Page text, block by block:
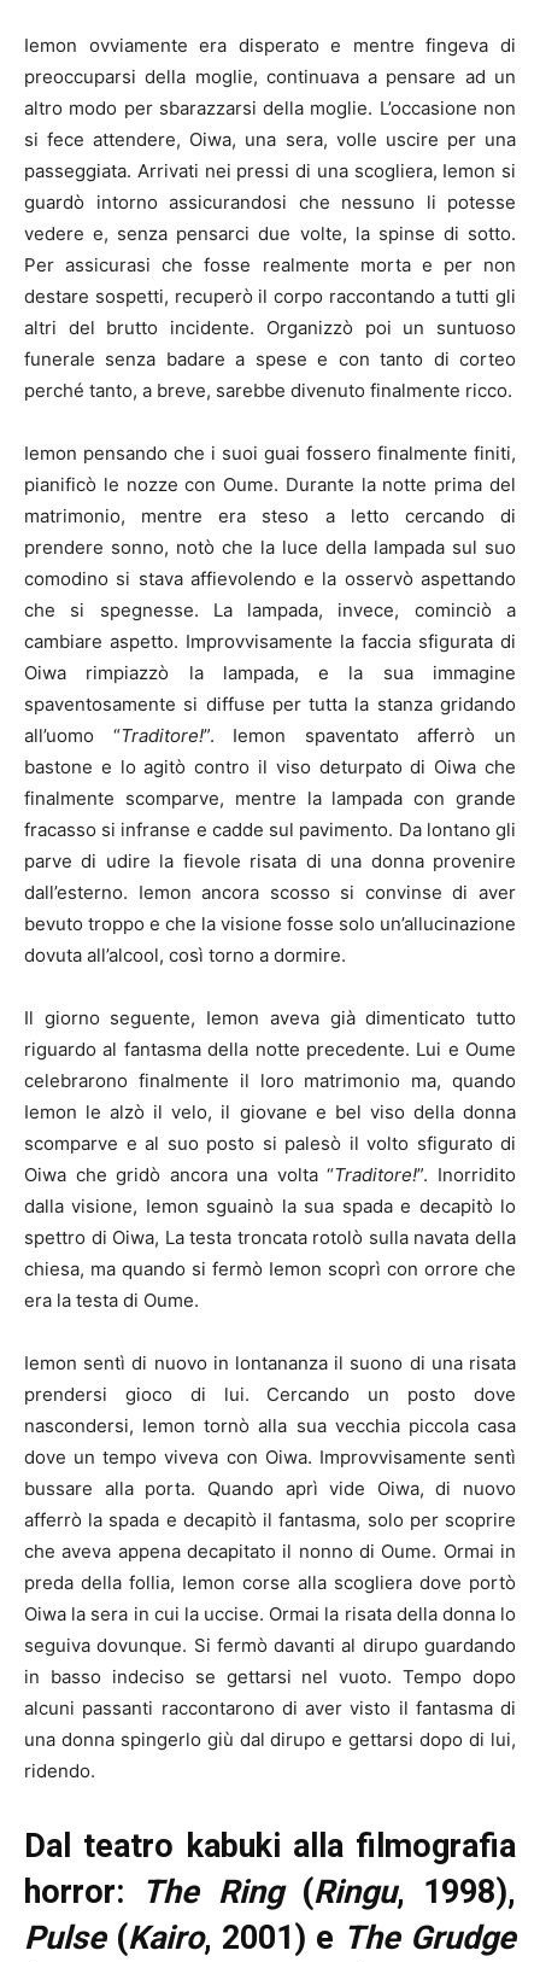
Iemon ovviamente era disperato e mentre fingeva di
preoccuparsi della moglie, continuava a pensare ad un
altro modo per sbarazzarsi della moglie. L’occasione non
si fece attendere, Oiwa, una sera, volle uscire per una
passeggiata. Arrivati nei pressi di una scogliera, Iemon si
guardò intorno assicurandosi che nessuno li potesse
vedere e, senza pensarci due volte, la spinse di sotto.
Per assicurasi che fosse realmente morta e per non
destare sospetti, recuperò il corpo raccontando a tutti gli
altri del brutto incidente. Organizzò poi un suntuoso
funerale senza badare a spese e con tanto di corteo
perché tanto, a breve, sarebbe divenuto finalmente ricco.
Iemon pensando che i suoi guai fossero finalmente finiti,
pianificò le nozze con Oume. Durante la notte prima del
matrimonio, mentre era steso a letto cercando di
prendere sonno, notò che la luce della lampada sul suo
comodino si stava affievolendo e la osservò aspettando
che si spegnesse. La lampada, invece, cominciò a
cambiare aspetto. Improvvisamente la faccia sfigurata di
Oiwa rimpiazzò la lampada, e la sua immagine
spaventosamente si diffuse per tutta la stanza gridando
all’uomo “Traditore!”. Iemon spaventato afferrò un
bastone e lo agitò contro il viso deturpato di Oiwa che
finalmente scomparve, mentre la lampada con grande
fracasso si infranse e cadde sul pavimento. Da lontano gli
parve di udire la fievole risata di una donna provenire
dall’esterno. Iemon ancora scosso si convinse di aver
bevuto troppo e che la visione fosse solo un’allucinazione
dovuta all’alcool, così torno a dormire.
Il giorno seguente, Iemon aveva già dimenticato tutto
riguardo al fantasma della notte precedente. Lui e Oume
celebrarono finalmente il loro matrimonio ma, quando
Iemon le alzò il velo, il giovane e bel viso della donna
scomparve e al suo posto si palesò il volto sfigurato di
Oiwa che gridò ancora una volta “Traditore!”. Inorridito
dalla visione, Iemon sguainò la sua spada e decapitò lo
spettro di Oiwa, La testa troncata rotolò sulla navata della
chiesa, ma quando si fermò Iemon scoprì con orrore che
era la testa di Oume.
Iemon sentì di nuovo in lontananza il suono di una risata
prendersi gioco di lui. Cercando un posto dove
nascondersi, Iemon tornò alla sua vecchia piccola casa
dove un tempo viveva con Oiwa. Improvvisamente sentì
bussare alla porta. Quando aprì vide Oiwa, di nuovo
afferrò la spada e decapitò il fantasma, solo per scoprire
che aveva appena decapitato il nonno di Oume. Ormai in
preda della follia, Iemon corse alla scogliera dove portò
Oiwa la sera in cui la uccise. Ormai la risata della donna lo
seguiva dovunque. Si fermò davanti al dirupo guardando
in basso indeciso se gettarsi nel vuoto. Tempo dopo
alcuni passanti raccontarono di aver visto il fantasma di
una donna spingerlo giù dal dirupo e gettarsi dopo di lui,
ridendo.
Dal teatro kabuki alla filmografia
horror:
The Ring(Ringu, 1998),
Pulse(Kairo, 2001) e The Grudge